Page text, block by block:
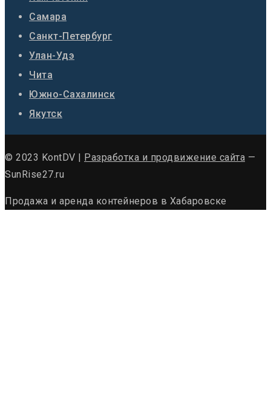
Самара
Санкт-Петербург
Улан-Удэ
Чита
Южно-Сахалинск
Якутск
© 2023 KontDV | Разработка и продвижение сайта —
SunRise27.ru
Продажа и аренда контейнеров в Хабаровске